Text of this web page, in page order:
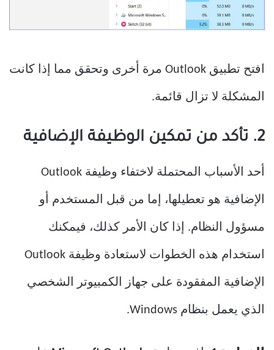
افتح تطبيق Outlook مرة أخرى وتحقق مما إذا كانت
المشكلة لا تزال قائمة.
2. تأكد من تمكين الوظيفة الإضافية
أحد الأسباب المحتملة لاختفاء وظيفة Outlook
الإضافية هو تعطيلها، إما من قبل المستخدم أو
مسؤول النظام. إذا كان الأمر كذلك، فيمكنك
استخدام هذه الخطوات لاستعادة وظيفة Outlook
الإضافية المفقودة على جهاز الكمبيوتر الشخصي
الذي يعمل بنظام Windows.